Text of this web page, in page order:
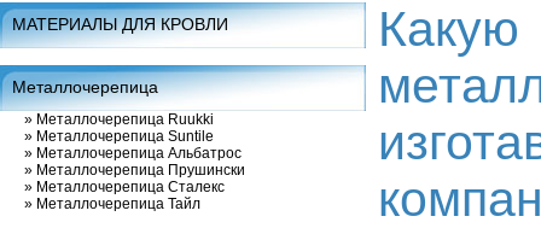
МАТЕРИАЛЫ ДЛЯ КРОВЛИ
Металлочерепица
» Металлочерепица Ruukki
» Металлочерепица Suntile
» Металлочерепица Альбатрос
» Металлочерепица Прушински
» Металлочерепица Сталекс
» Металлочерепица Тайл
Какую